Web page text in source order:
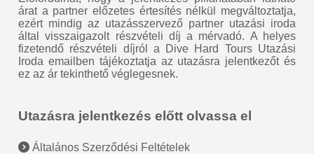
árat a partner előzetes értesítés nélkül megváltoztatja,
ezért mindig az utazásszervező partner utazási iroda
által visszaigazolt részvételi díj a mérvadó. A helyes
fizetendő részvételi díjról a Dive Hard Tours Utazási
Iroda emailben tájékoztatja az utazásra jelentkezőt és
ez az ár tekinthető véglegesnek.
Utazásra jelentkezés előtt olvassa el
Általános Szerződési Feltételek